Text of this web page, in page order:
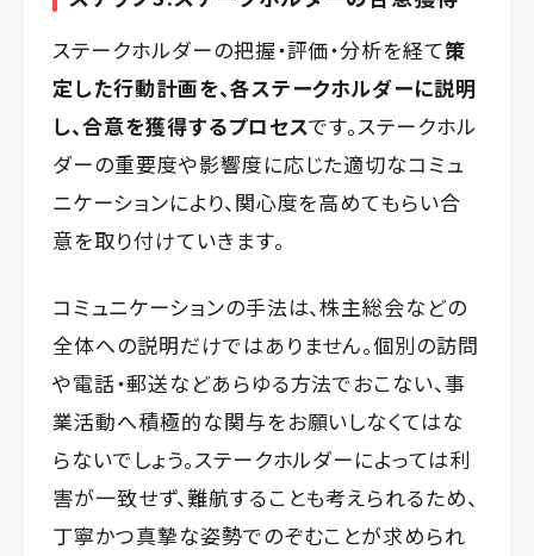
ステークホルダーの把握・評価・分析を経て策
定した行動計画を、各ステークホルダーに説明
し、合意を獲得するプロセスです。ステークホル
ダーの重要度や影響度に応じた適切なコミュ
ニケーションにより、関心度を高めてもらい合
意を取り付けていきます。
コミュニケーションの手法は、株主総会などの
全体への説明だけではありません。個別の訪問
や電話・郵送などあらゆる方法でおこない、事
業活動へ積極的な関与をお願いしなくてはな
らないでしょう。ステークホルダーによっては利
害が一致せず、難航することも考えられるため、
丁寧かつ真摯な姿勢でのぞむことが求められ